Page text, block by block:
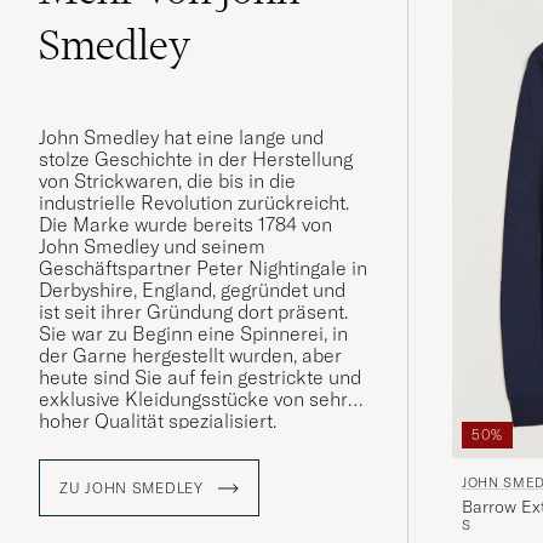
Smedley
John Smedley hat eine lange und
stolze Geschichte in der Herstellung
von Strickwaren, die bis in die
industrielle Revolution zurückreicht.
Die Marke wurde bereits 1784 von
John Smedley und seinem
Geschäftspartner Peter Nightingale in
Derbyshire, England, gegründet und
ist seit ihrer Gründung dort präsent.
Sie war zu Beginn eine Spinnerei, in
der Garne hergestellt wurden, aber
heute sind Sie auf fein gestrickte und
exklusive Kleidungsstücke von sehr
hoher Qualität spezialisiert.
ZU JOHN SMEDLEY
50%
JOHN
Barrow
S